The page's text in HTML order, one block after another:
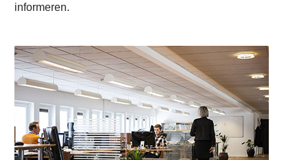
informeren.